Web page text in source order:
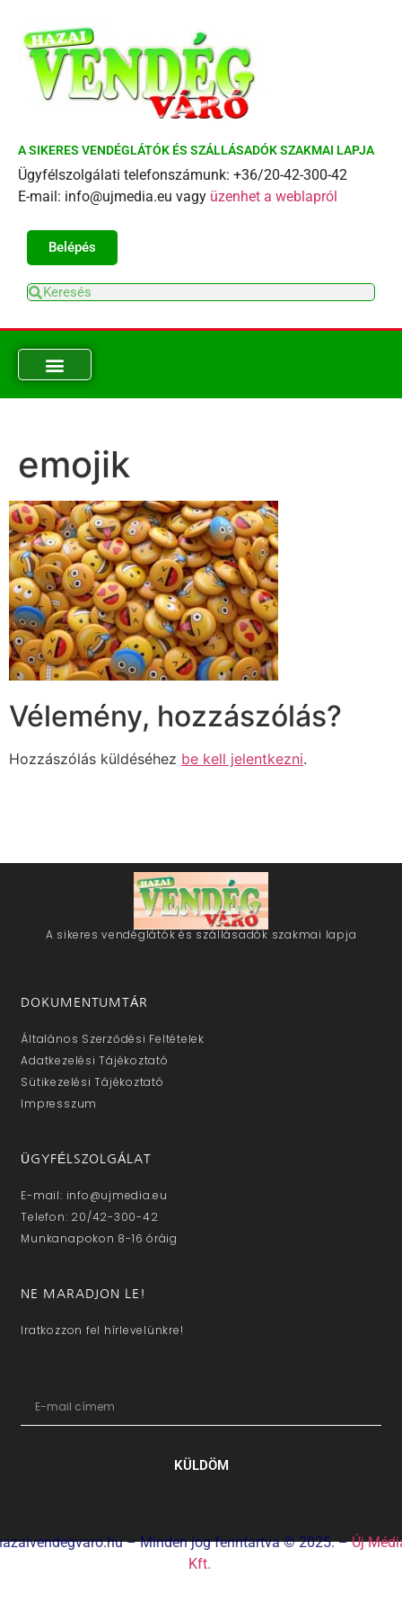
A SIKERES VENDÉGLÁTÓK ÉS SZÁLLÁSADÓK SZAKMAI LAPJA
Ügyfélszolgálati telefonszámunk: +36/20-42-300-42
E-mail: info@ujmedia.eu vagy üzenhet a weblapról
Belépés
emojik
Vélemény, hozzászólás?
Hozzászólás küldéséhez be kell jelentkezni.
A sikeres vendéglátók és szállásadók szakmai lapja
DOKUMENTUMTÁR
Általános Szerződési Feltételek
Adatkezelési Tájékoztató
Sütikezelési Tájékoztató
Impresszum
ÜGYFÉLSZOLGÁLAT
E-mail: info@ujmedia.eu
Telefon: 20/42-300-42
Munkanapokon 8-16 óráig
NE MARADJON LE!
Iratkozzon fel hírlevelünkre!
KÜLDÖM
– Minden jog fenntartva © 2025. –Új
Kft.